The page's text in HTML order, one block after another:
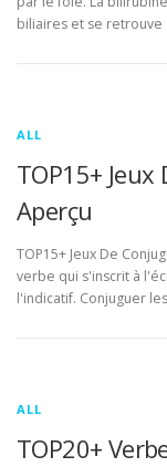
biliaires et se retrouve
ALL
TOP15+
Aperçu
TOP15+ Jeux De
verbe qui s'inscrit à
l'indicatif. Conjuguer
ALL
TOP20+